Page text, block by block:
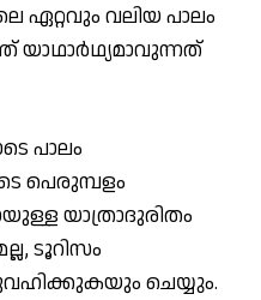
വലിയ പാലം
യാഥാര്‍ഥ്യമാവുന്നത്
പാലം
പെരുമ്പളം
യാത്രാദുരിതം
ടൂറിസം
ചെയ്യും.